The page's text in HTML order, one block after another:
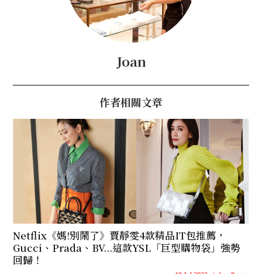
Joan
作者相關文章
Netflix《媽!別鬧了》賈靜雯4款精品IT包推薦，
Gucci、Prada、BV...這款YSL「巨型購物袋」強勢
回歸！